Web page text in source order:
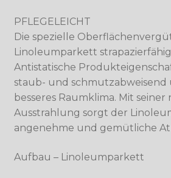
PFLEGELEICHT
Die spezielle
Linoleumparkett
Antistatische
staub- und schmutzabweisend
besseres Raumklima. Mit
Ausstrahlung sorgt der
angenehme und gemütliche
Aufbau – Linoleumparkett